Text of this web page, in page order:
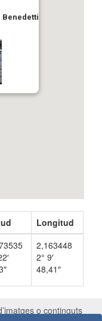
Benedetti
Longitud
2,163448
2° 9′
48,41″
o continguts